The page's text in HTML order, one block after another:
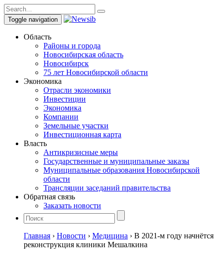
Toggle navigation
Область
Районы и города
Новосибирская область
Новосибирск
75 лет Новосибирской области
Экономика
Отрасли экономики
Инвестиции
Экономика
Компании
Земельные участки
Инвестиционная карта
Власть
Антикризисные меры
Государственные и муниципальные заказы
Муниципальные образования Новосибирской
области
Трансляции заседаний правительства
Обратная связь
Заказать новости
Главная › Новости › Медицина › В 2021-м году начнётся
реконструкция клиники Мешалкина